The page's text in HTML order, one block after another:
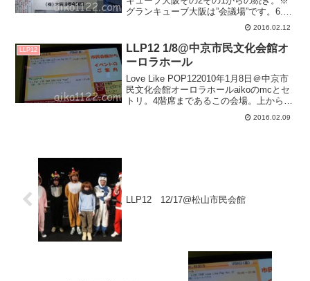
グランキューブ大阪は”会議場”です。6.か
ばん 7.17の月(MC)(客席：aiko靴何はいて
るん？？)靴？靴はあでぃだすのバッシュ
(客席：Ｔシ...
2016.02.12
LLP12
LLP12 1/8@中京市民文化会館オ
ーロラホール
Love Like POP122010年1月8日＠中京市
民文化会館オーロラホールaikoのmcとセ
トリ。4階席まであるこの会場。上から見
たら崖みたい笑aikoも4階席行ってみたと
のこと。1.飛行機(MC)みなさんこんばん
2016.02.09
LLP12 12/17@松山市民会館